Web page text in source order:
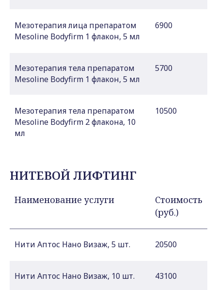
Мезотерапия лица препаратом
Mesoline Bodyfirm 1 флакон, 5 мл
6900
Мезотерапия тела препаратом
Mesoline Bodyfirm 1 флакон, 5 мл
5700
Мезотерапия тела препаратом
Mesoline Bodyfirm 2 флакона, 10
мл
10500
НИТЕВОЙ ЛИФТИНГ
Наименование услуги
Стоимость
(руб.)
Нити Аптос Нано Визаж, 5 шт. 20500
Нити Аптос Нано Визаж, 10 шт. 43100